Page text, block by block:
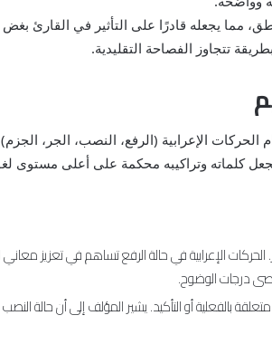
الإعرابية (الرفع، النصب، الجر،
كلماته وتراكيبه محكمة على أعلى مستوى
الإعرابية في حالة الرفع تساهم في تعزيز
درجات الوضوح.
بالفعلية أو التأكيد. يشير المؤلف إلى أن حالة